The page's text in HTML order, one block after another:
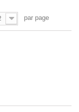
+
par page